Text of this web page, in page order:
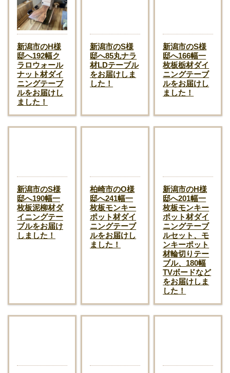
新潟市のH様
邸へ192幅ク
ラロウォール
ナット材ダイ
ニングテーブ
ルをお届けし
ました！
新潟市のS様
邸へ85丸ナラ
材LDテーブル
をお届けしま
した！
新潟市のS様
邸へ166幅一
枚板栃材ダイ
ニングテーブ
ルをお届けし
ました！
新潟市のS様
邸へ190幅一
枚板泥柳材ダ
イニングテー
ブルをお届け
しました！
柏崎市のO様
邸へ241幅一
枚板モンキー
ポット材ダイ
ニングテーブ
ルをお届けし
ました！
新潟市のH様
邸へ201幅一
枚板モンキー
ポット材ダイ
ニングテーブ
ルセット、モ
ンキーポット
材輪切りテー
ブル、180幅
TVボードなど
をお届けしま
した！